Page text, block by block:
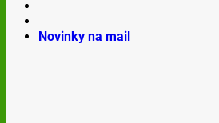
Novinky na mail